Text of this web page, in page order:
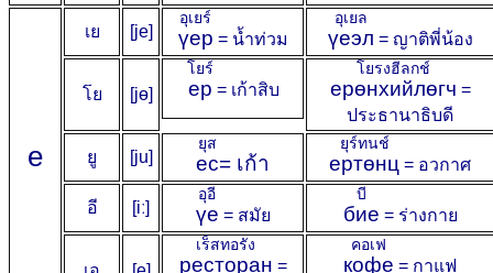
е
เย [je] үер
อุเยร์
= น้ำท่วม үеэл
อุเยล
= ญาติพี่น้อง
โย [jɵ] ер
โยร์
= เก้าสิบ ерөнхийлөгч
โยรงฮีลกช์
=
ประธานาธิบดี
ยู [ju] ес
ยุส
= เก้า ертөнц
ยุร์ทนช์
= อวกาศ
อี [iː] үе
อุอี
= สมัย бие
บี
= ร่างกาย
ресторан
เร็สทอรัง
= кофе
คอเฟ
= กาแฟ